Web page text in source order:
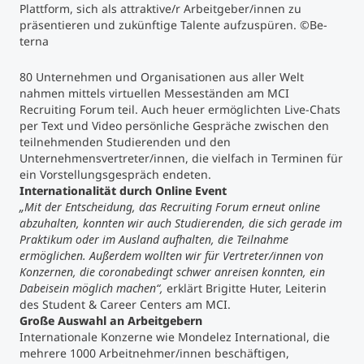
Plattform, sich als attraktive/r Arbeitgeber/innen zu
präsentieren und zukünftige Talente aufzuspüren. ©Be-
terna
80 Unternehmen und Organisationen aus aller Welt
nahmen mittels virtuellen Messeständen am MCI
Recruiting Forum teil. Auch heuer ermöglichten Live-Chats
per Text und Video persönliche Gespräche zwischen den
teilnehmenden Studierenden und den
Unternehmensvertreter/innen, die vielfach in Terminen für
ein Vorstellungsgespräch endeten.
Internationalität durch Online Event
„Mit der Entscheidung, das Recruiting Forum erneut online
abzuhalten, konnten wir auch Studierenden, die sich gerade im
Praktikum oder im Ausland aufhalten, die Teilnahme
ermöglichen. Außerdem wollten wir für Vertreter/innen von
Konzernen, die coronabedingt schwer anreisen konnten, ein
Dabeisein möglich machen“, erklärt Brigitte Huter, Leiterin
des Student & Career Centers am MCI.
Große Auswahl an Arbeitgebern
Internationale Konzerne wie Mondelez International, die
mehrere 1000 Arbeitnehmer/innen beschäftigen,